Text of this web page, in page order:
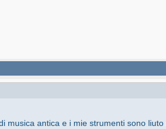
musica antica e i mie strumenti sono